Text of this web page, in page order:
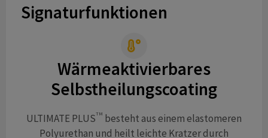
Signaturfunktionen
Wärmeaktivierbares
Selbstheilungscoating
ULTIMATE PLUSTM besteht aus einem elastomeren
Polyurethan und heilt leichte Kratzer durch